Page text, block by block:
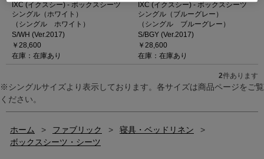
IXC (イクスシー) - ボックスシーツ
シングル（ホワイト）
（シングル ホワイト）
S/WH (Ver.2017)
￥28,600
在庫：在庫あり
IXC (イクスシー) - ボックスシーツ
シングル（ブルーグレー）
（シングル ブルーグレー）
S/BGY (Ver.2017)
￥28,600
在庫：在庫あり
2件あります
※シングルサイズより表示しております。各サイズは商品ページをご覧
ください。
ホーム > ファブリック > 寝具・ベッドリネン
>
ボックスシーツ・シーツ